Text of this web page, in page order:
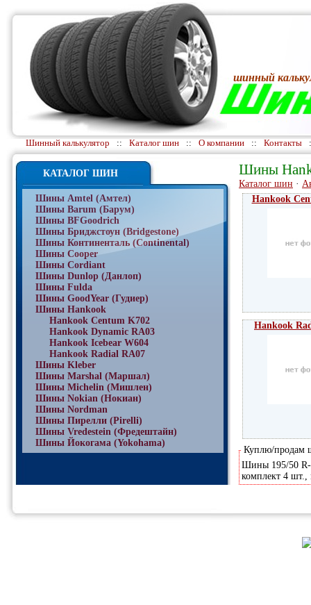
шинный
Шинный калькулятор :: Каталог шин :: О компании :: Контакты
КАТАЛОГ ШИН
Шины Amtel (Амтел)
Шины Barum (Барум)
Шины BFGoodrich
Шины Бриджстоун (Bridgestone)
Шины Континенталь (Continental)
Шины Cooper
Шины Cordiant
Шины Dunlop (Данлоп)
Шины Fulda
Шины GoodYear (Гудиер)
Шины Hankook
Hankook Centum K702
Hankook Dynamic RA03
Hankook Icebear W604
Hankook Radial RA07
Шины Kleber
Шины Marshal (Маршал)
Шины Michelin (Мишлен)
Шины Nokian (Нокиан)
Шины Nordman
Шины Пирелли (Pirelli)
Шины Vredestein (Фредештайн)
Шины Йокогама (Yokohama)
Шины
Каталог шин ·
Hankook
Hankook
Куплю/продам
Шины 195/50 R-
комплект 4